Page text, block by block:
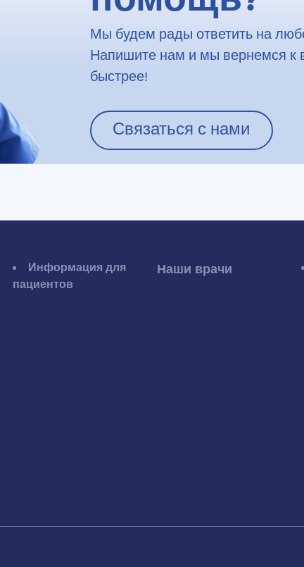
Мы будем рады ответить на
Напишите нам и мы вернемся к
быстрее!
Связаться с нами
Информация для
пациентов
Наши врачи